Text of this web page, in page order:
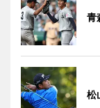
青
松